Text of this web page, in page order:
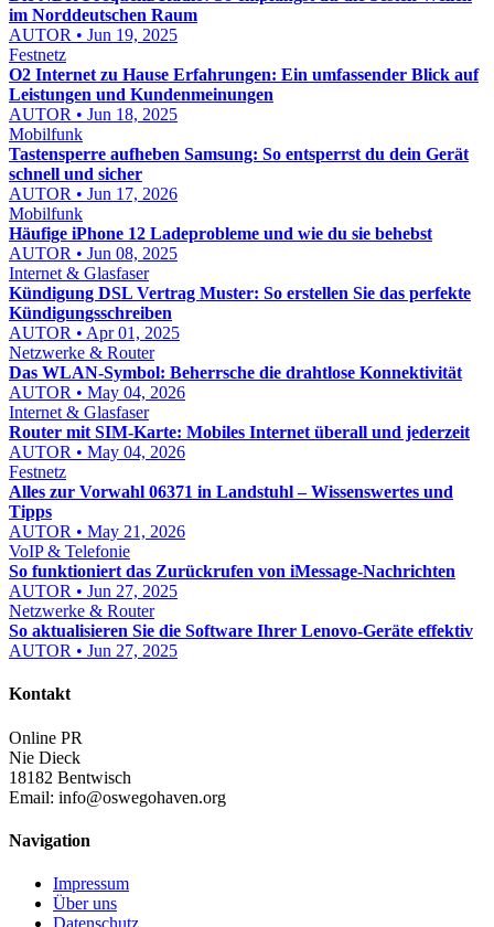
im Norddeutschen Raum
AUTOR • Jun 19, 2025
Festnetz
O2 Internet zu Hause Erfahrungen: Ein umfassender Blick auf
Leistungen und Kundenmeinungen
AUTOR • Jun 18, 2025
Mobilfunk
Tastensperre aufheben Samsung: So entsperrst du dein Gerät
schnell und sicher
AUTOR • Jun 17, 2026
Mobilfunk
Häufige iPhone 12 Ladeprobleme und wie du sie behebst
AUTOR • Jun 08, 2025
Internet & Glasfaser
Kündigung DSL Vertrag Muster: So erstellen Sie das perfekte
Kündigungsschreiben
AUTOR • Apr 01, 2025
Netzwerke & Router
Das WLAN-Symbol: Beherrsche die drahtlose Konnektivität
AUTOR • May 04, 2026
Internet & Glasfaser
Router mit SIM-Karte: Mobiles Internet überall und jederzeit
AUTOR • May 04, 2026
Festnetz
Alles zur Vorwahl 06371 in Landstuhl – Wissenswertes und
Tipps
AUTOR • May 21, 2026
VoIP & Telefonie
So funktioniert das Zurückrufen von iMessage-Nachrichten
AUTOR • Jun 27, 2025
Netzwerke & Router
So aktualisieren Sie die Software Ihrer Lenovo-Geräte effektiv
AUTOR • Jun 27, 2025
Kontakt
Online PR
Nie Dieck
18182 Bentwisch
Email: info@oswegohaven.org
Navigation
Impressum
Über uns
Datenschutz